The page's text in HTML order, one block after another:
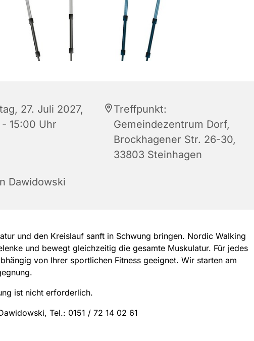
27. Juli 2027,
15:00 Uhr
Treffpunkt:
Gemeindezentrum Dorf,
Brockhagener Str. 26-30,
33803 Steinhagen
Dawidowski
und den Kreislauf sanft in Schwung bringen. Nordic Walking
und bewegt gleichzeitig die gesamte Muskulatur. Für jedes
von Ihrer sportlichen Fitness geeignet. Wir starten am
ist nicht erforderlich.
Tel.: 0151 / 72 14 02 61